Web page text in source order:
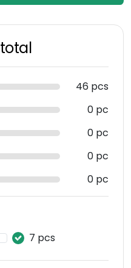
total
46 pcs
0 pc
0 pc
0 pc
0 pc
7 pcs